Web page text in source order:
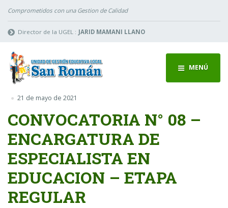
Comprometidos con una Gestion de Calidad
Director de la UGEL : JARID MAMANI LLANO
MENÚ
21 de mayo de 2021
CONVOCATORIA N° 08 –
ENCARGATURA DE
ESPECIALISTA EN
EDUCACION – ETAPA
REGULAR